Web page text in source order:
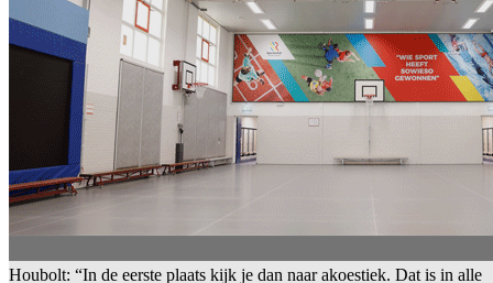
Houbolt: “In de eerste plaats kijk je dan naar akoestiek. Dat is in alle